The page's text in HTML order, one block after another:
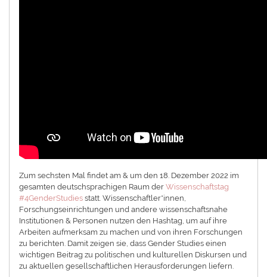
Zum sechsten Mal findet am & um den 18. Dezember 2022 im
gesamten deutschsprachigen Raum derWissenschaftstag
#4GenderStudies statt. Wissenschaftler*innen,
Forschungseinrichtungen und andere wissenschaftsnahe
Institutionen & Personen nutzen den Hashtag, um auf ihre
Arbeiten aufmerksam zu machen und von ihren Forschungen
zu berichten. Damit zeigen sie, dass Gender Studies einen
wichtigen Beitrag zu politischen und kulturellen Diskursen und
zu aktuellen gesellschaftlichen Herausforderungen liefern.